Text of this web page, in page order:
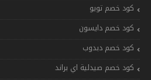
كود خصم تويو
كود خصم دايسون
كود خصم دبدوب
كود خصم صيدلية اي براند